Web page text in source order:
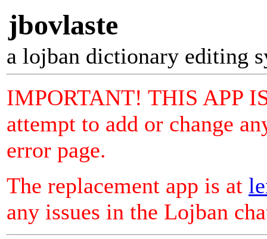
jbovlaste
a lojban dictionary editing
IMPORTANT! THIS APP
attempt to add or change
error page.
The replacement app is at
any issues in the Lojban